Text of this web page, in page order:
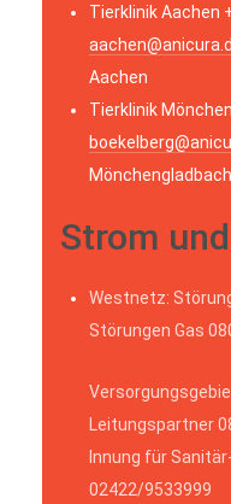
Tierklinik Aachen
Aachen
Tierklinik
Mönchengladbach
Strom
Westnetz:
Störungen Gas
Leitungspartner
Innung für
02422/9533999